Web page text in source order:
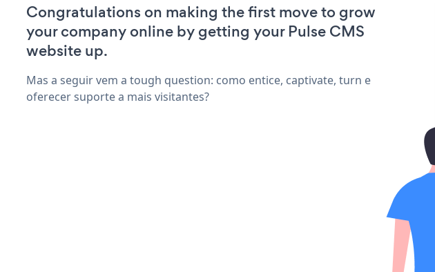
Congratulations on making the first move to grow
your company online by getting your Pulse CMS
website up.
Mas a seguir vem a tough question: como entice, captivate, turn e
oferecer suporte a mais visitantes?